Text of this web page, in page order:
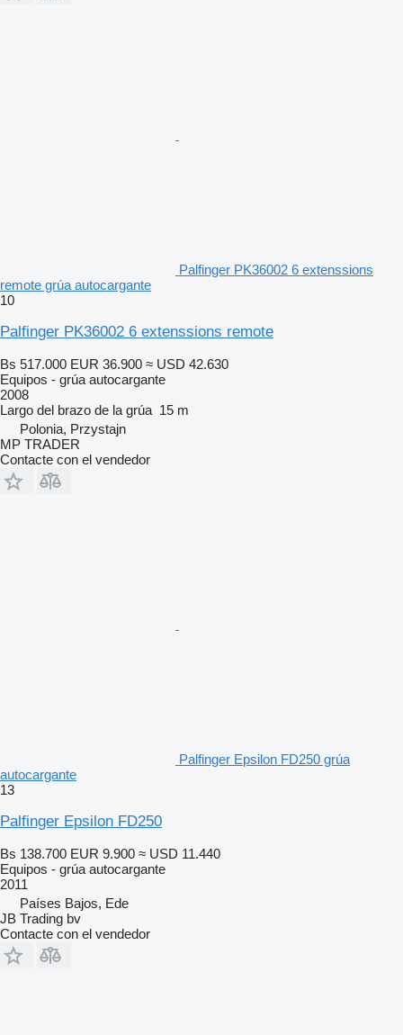
Palfinger PK36002 6 extenssions
remote grúa autocargante
10
Palfinger PK36002 6 extenssions remote
Bs 517.000 EUR 36.900 ≈ USD 42.630
Equipos - grúa autocargante
2008
Largo del brazo de la grúa 15 m
Polonia, Przystajn
MP TRADER
Contacte con el vendedor
Palfinger Epsilon FD250 grúa
autocargante
13
Palfinger Epsilon FD250
Bs 138.700 EUR 9.900 ≈ USD 11.440
Equipos - grúa autocargante
2011
Países Bajos, Ede
JB Trading bv
Contacte con el vendedor